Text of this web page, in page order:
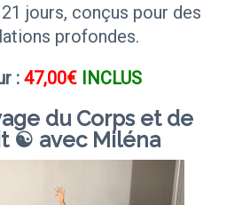
jours, conçus pour des
profondes.
: 47,00€ INCLUS
du Corps et de
☯ avec Miléna